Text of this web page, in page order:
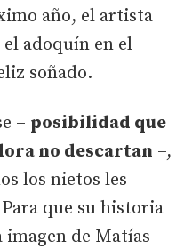
año, el artista
adoquín en el
soñado.
– posibilidad que
no descartan –,
los nietos les
que su historia
de Matías